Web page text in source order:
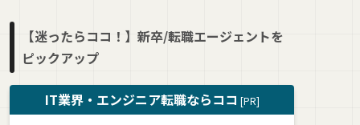
【迷ったらココ！】新卒/転職エージェントを
ピックアップ
IT業界・エンジニア転職ならココ [PR]